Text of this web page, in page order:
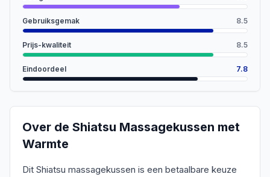
Gebruiksgemak 8.5
Prijs-kwaliteit 8.5
Eindoordeel 7.8
Over de Shiatsu Massagekussen met
Warmte
Dit Shiatsu massagekussen is een betaalbare keuze